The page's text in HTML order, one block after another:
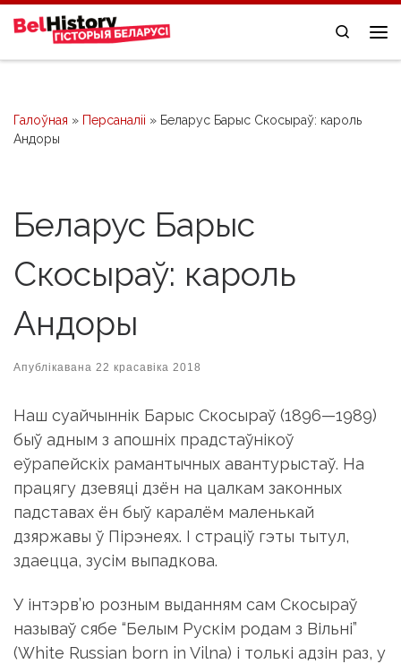
Skip to content
Search
Галоўная » Персаналіі » Беларус Барыс Скосыраў: кароль
Андоры
Беларус Барыс
Скосыраў: кароль
Андоры
Апублікавана 22 красавіка 2018
Наш суайчыннік Барыс Скосыраў (1896—1989)
быў адным з апошніх прадстаўнікоў
еўрапейскіх рамантычных авантурыстаў. На
працягу дзевяці дзён на цалкам законных
падставах ён быў каралём маленькай
дзяржавы ў Пірэнеях. І страціў гэты тытул,
здаецца, зусім выпадкова.
У інтэрв’ю розным выданням сам Скосыраў
называў сябе “Белым Рускім родам з Вільні”
(White Russian born in Vilna) і толькі адзін раз, у